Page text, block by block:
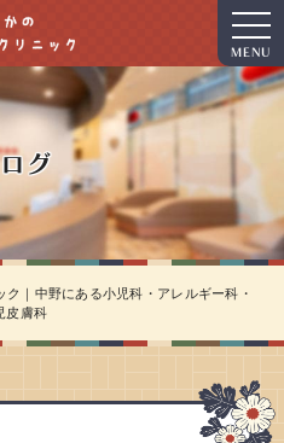
MENU
グ
｜中野にある小児科・アレルギー科・
皮膚科